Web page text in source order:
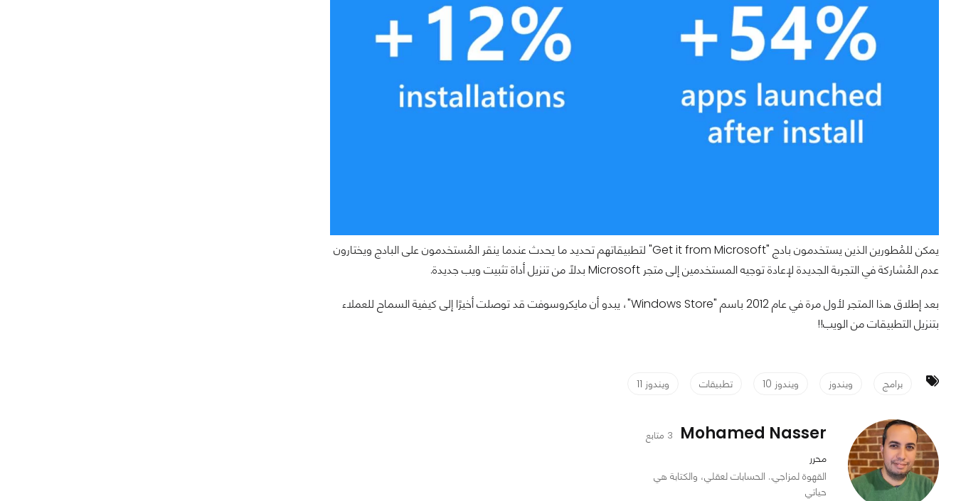
يمكن للمُطورين الذين يستخدمون بادج "Get it from Microsoft" لتطبيقاتهم تحديد ما يحدث عندما ينقر المُستخدمون على البادج ويختارون
عدم المُشاركة في التجربة الجديدة لإعادة توجيه المستخدمين إلى متجر Microsoft بدلاً من تنزيل أداة تثبيت ويب جديدة.
بعد إطلاق هذا المتجر لأول مرة في عام 2012 باسم "Windows Store"، يبدو أن مايكروسوفت قد توصلت أخيرًا إلى كيفية السماح للعملاء
بتنزيل التطبيقات من الويب!!
برامج ويندوز ويندوز 10 تطبيقات ويندوز 11
Mohamed Nasser 3 متابع
محرر
القهوة لمزاجي.. الحسابات لعقلي، والكتابة هي
حياتي